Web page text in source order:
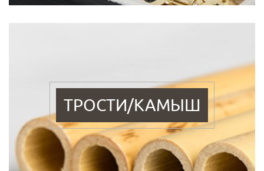
ТРОСТИ/КАМЫШ